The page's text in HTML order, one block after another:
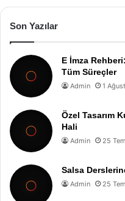
Son Yazılar
E İmza
Tüm Süreçler
Admin 1
Özel Tasarım
Hali
Admin 25
Salsa
Admin 25